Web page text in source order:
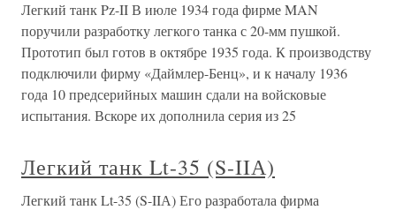
Легкий танк Pz-II В июле 1934 года фирме MAN
поручили разработку легкого танка с 20-мм пушкой.
Прототип был готов в октябре 1935 года. К производству
подключили фирму «Даймлер-Бенц», и к началу 1936
года 10 предсерийных машин сдали на войсковые
испытания. Вскоре их дополнила серия из 25
Легкий танк Lt-35 (S-IIА)
Легкий танк Lt-35 (S-IIА) Его разработала фирма